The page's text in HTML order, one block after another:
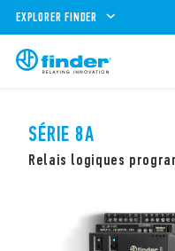
EXPLORER FINDER
SÉRIE 8A
Relais logiques